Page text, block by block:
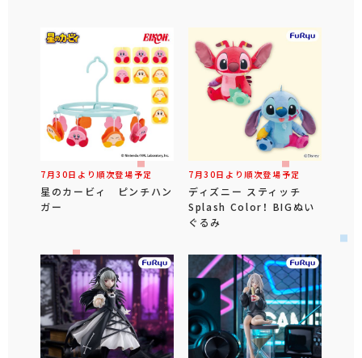
7月30日より順次登場予定
星のカービィ ピンチハン
ガー
7月30日より順次登場予定
ディズニー スティッチ
Splash Color！ BIGぬい
ぐるみ